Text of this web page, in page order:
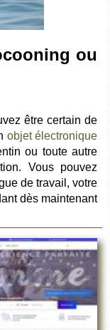
ou
être certain de
objet électronique
ou toute autre
Vous pouvez
de travail, votre
dès maintenant